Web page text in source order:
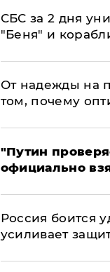
СБС за 2 дня
"Беня" и
От надежды на
том, почему
"Путин
официально
Россия боится
усиливает